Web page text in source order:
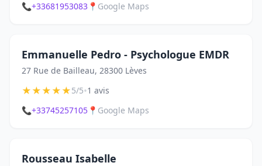
📞+33681953083 📍 Google Maps
Emmanuelle Pedro - Psychologue EMDR
27 Rue de Bailleau, 28300 Lèves
★★★★★5/5•1 avis
📞+33745257105 📍 Google Maps
Rousseau Isabelle